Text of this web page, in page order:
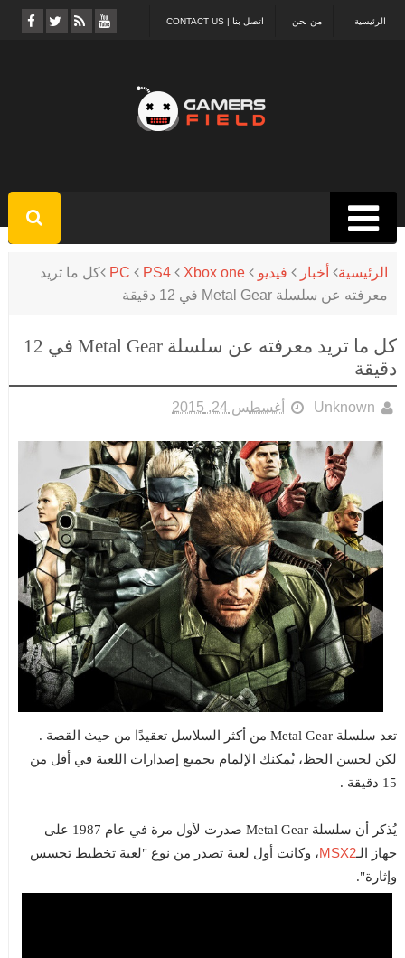
اتصل بنا | CONTACT US من نحن الرئيسية
الرئيسية أخبار فيديو PC PS4 Xbox one
كل ما تريد
معرفته عن سلسلة Metal Gear في 12 دقيقة
كل ما تريد معرفته عن سلسلة Metal Gear في 12
دقيقة
Unknown أغسطس 24, 2015
تعد سلسلة Metal Gear من أكثر السلاسل تعقيدًا من حيث القصة .
لكن لحسن الحظ، يُمكنك الإلمام بجميع إصدارات اللعبة في أقل من
15 دقيقة .
يُذكر أن سلسلة Metal Gear صدرت لأول مرة في عام 1987 على
جهاز الـMSX2، وكانت أول لعبة تصدر من نوع "لعبة تخطيط تجسس
وإثارة".